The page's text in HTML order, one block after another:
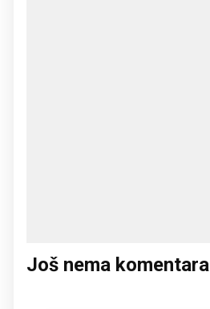
Još nema komentara